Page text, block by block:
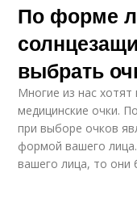
Лица для
По форме
выбрать
Многие из нас хотят
медицинские очки.
при выборе очков
формой вашего
вашего лица, то они